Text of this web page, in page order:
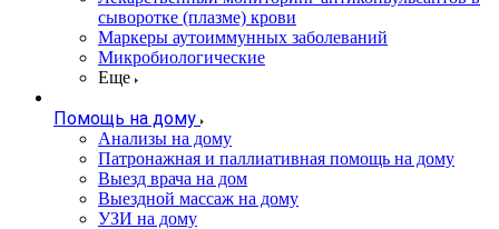
сыворотке (плазме) крови
Маркеры аутоиммунных заболеваний
Микробиологические
Еще
Помощь на дому
Анализы на дому
Патронажная и паллиативная помощь на дому
Выезд врача на дом
Выездной массаж на дому
УЗИ на дому